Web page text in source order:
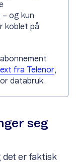
og kun
koblet på
fra Telenor,
databruk.
seg
det er faktisk